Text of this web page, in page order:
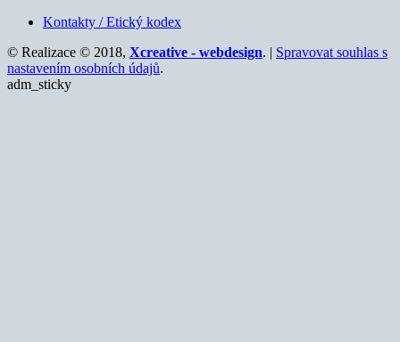
Kontakty / Etický kodex
© Realizace © 2018, Xcreative - webdesign. | Spravovat souhlas s
nastavením osobních údajů.
adm_sticky